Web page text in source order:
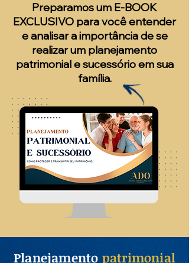
Preparamos um E-BOOK
EXCLUSIVO para você entender
e analisar a importância de se
realizar um planejamento
patrimonial e sucessório em sua
família.
Planejamento patrimonial